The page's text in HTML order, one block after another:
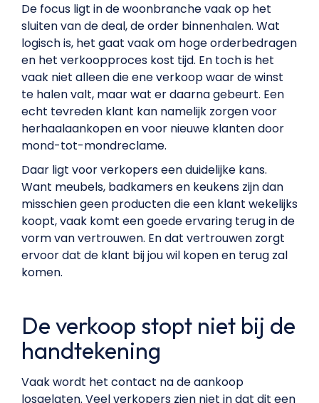
De focus ligt in de woonbranche vaak op het
sluiten van de deal, de order binnenhalen. Wat
logisch is, het gaat vaak om hoge orderbedragen
en het verkoopproces kost tijd. En toch is het
vaak niet alleen die ene verkoop waar de winst
te halen valt, maar wat er daarna gebeurt. Een
echt tevreden klant kan namelijk zorgen voor
herhaalaankopen en voor nieuwe klanten door
mond-tot-mondreclame.
Daar ligt voor verkopers een duidelijke kans.
Want meubels, badkamers en keukens zijn dan
misschien geen producten die een klant wekelijks
koopt, vaak komt een goede ervaring terug in de
vorm van vertrouwen. En dat vertrouwen zorgt
ervoor dat de klant bij jou wil kopen en terug zal
komen.
De verkoop stopt niet bij de
handtekening
Vaak wordt het contact na de aankoop
losgelaten. Veel verkopers zien niet in dat dit een